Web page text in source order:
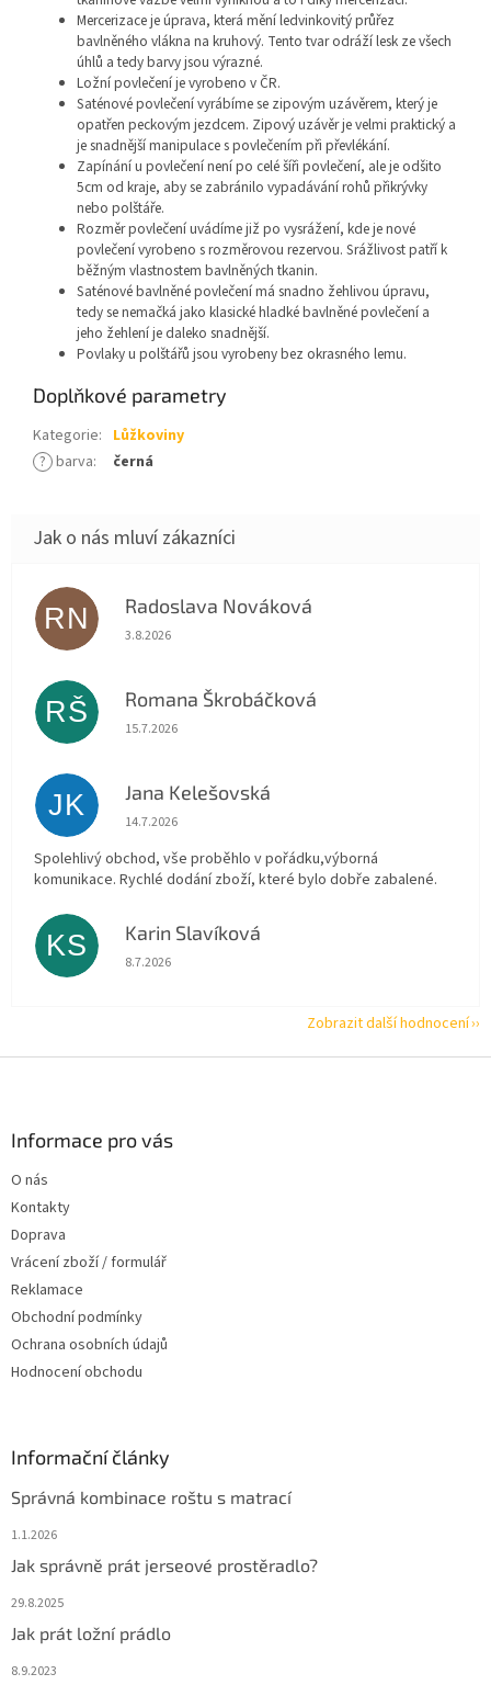
Mercerizace je úprava, která mění ledvinkovitý průřez
bavlněného vlákna na kruhový. Tento tvar odráží lesk ze všech
úhlů a tedy barvy jsou výrazné.
Ložní povlečení je vyrobeno v ČR.
Saténové povlečení vyrábíme se zipovým uzávěrem, který je
opatřen peckovým jezdcem. Zipový uzávěr je velmi praktický a
je snadnější manipulace s povlečením při převlékání.
Zapínání u povlečení není po celé šíři povlečení, ale je odšito
5cm od kraje, aby se zabránilo vypadávání rohů přikrývky
nebo polštáře.
Rozměr povlečení uvádíme již po vysrážení, kde je nové
povlečení vyrobeno s rozměrovou rezervou. Srážlivost patří k
běžným vlastnostem bavlněných tkanin.
Saténové bavlněné povlečení má snadno žehlivou úpravu,
tedy se nemačká jako klasické hladké bavlněné povlečení a
jeho žehlení je daleko snadnější.
Povlaky u polštářů jsou vyrobeny bez okrasného lemu.
Doplňkové parametry
Kategorie: Lůžkoviny
? barva: černá
RN Radoslava Nováková
Hodnocení obchodu je 5 z 5 hvězdiček.
3.8.2026
RŠ Romana Škrobáčková
Hodnocení obchodu je 5 z 5 hvězdiček.
15.7.2026
JK Jana Kelešovská
Hodnocení obchodu je 5 z 5 hvězdiček.
14.7.2026
Spolehlivý obchod, vše proběhlo v pořádku,výborná
komunikace. Rychlé dodání zboží, které bylo dobře zabalené.
KS Karin Slavíková
Hodnocení obchodu je 5 z 5 hvězdiček.
8.7.2026
Zobrazit další hodnocení
Informace pro vás
O nás
Kontakty
Doprava
Vrácení zboží / formulář
Reklamace
Obchodní podmínky
Ochrana osobních údajů
Hodnocení obchodu
Informační články
Správná kombinace roštu s matrací
1.1.2026
Jak správně prát jerseové prostěradlo?
29.8.2025
Jak prát ložní prádlo
8.9.2023